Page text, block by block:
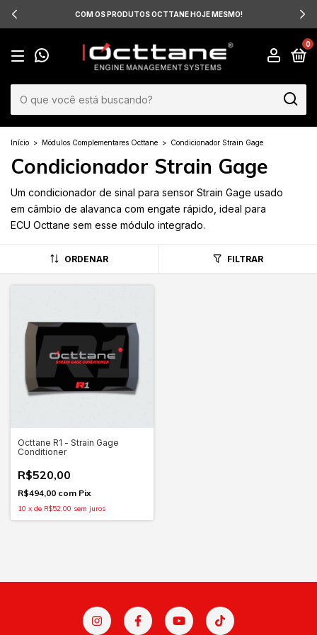
COM OS PRODUTOS OCTTANE HOJE MESMO!
0
Início > Módulos Complementares Octtane > Condicionador Strain Gage
Condicionador Strain Gage
Um condicionador de sinal para sensor Strain Gage usado
em câmbio de alavanca com engate rápido, ideal para
ECU Octtane sem esse módulo integrado.
ORDENAR FILTRAR
Octtane R1 - Strain Gage
Conditioner
R$520,00
R$494,00 com Pix
10 x de R$52,00 sem juros